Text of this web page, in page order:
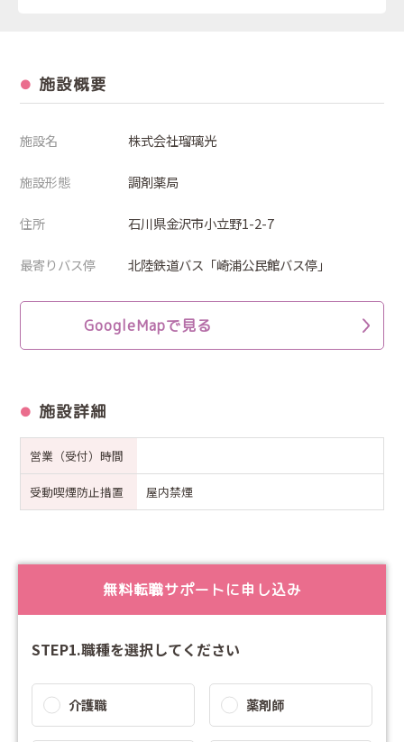
施設概要
施設名 株式会社瑠璃光
施設形態 調剤薬局
住所 石川県金沢市小立野1-2-7
最寄りバス停 北陸鉄道バス「崎浦公民館バス停」
GoogleMapで見る
施設詳細
営業（受付）時間
受動喫煙防止措置 屋内禁煙
無料転職サポートに申し込み
STEP1.職種を選択してください
介護職 薬剤師